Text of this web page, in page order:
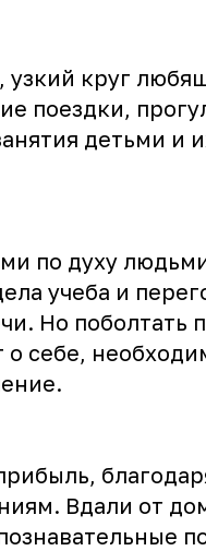
круг
поездки,
детьми и
по духу
учеба и
Но поболтать
о себе,
Вдали от